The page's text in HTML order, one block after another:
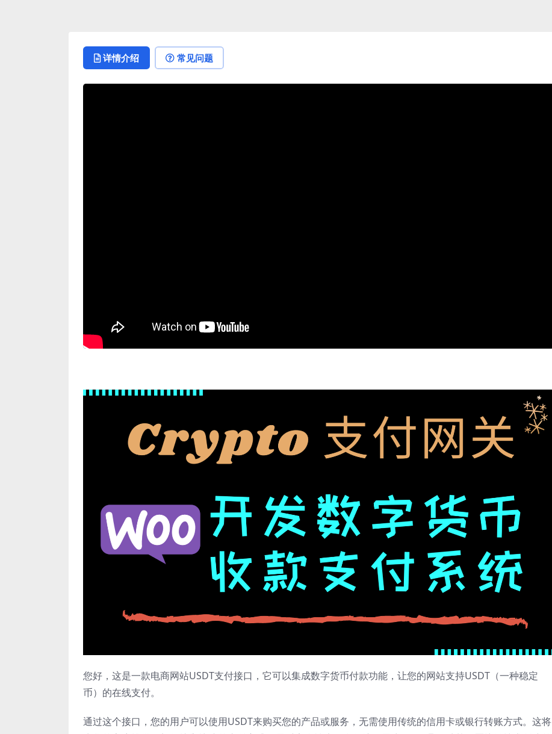
详情介绍 常见问题
您好，这是一款电商网站USDT支付接口，它可以集成数字货币付款功能，让您的网站支持USDT（一种稳定
币）的在线支付。
通过这个接口，您的用户可以使用USDT来购买您的产品或服务，无需使用传统的信用卡或银行转账方式。这将